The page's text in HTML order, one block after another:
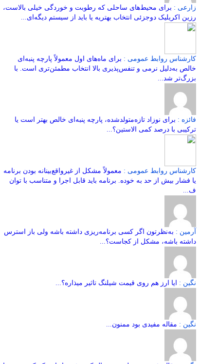
زارعی : برای محیط‌های ساحلی که رطوبت و خوردگی خیلی بالاست،
رزین اکریلیک دوجزئی انتخاب بهتریه یا باید از سیستم دیگه‌ای...
کارشناس روابط عمومی : برای ماه‌های اول معمولاً پارچه پنبه‌ای
خالص به‌دلیل نرمی و تنفس‌پذیری بالا انتخاب مطمئن‌تری است. با
بزرگ‌تر شد...
فائزه : برای نوزاد تازه‌متولدشده، پارچه پنبه‌ای خالص بهتر است یا
ترکیبی با درصد کمی الاستین؟...
کارشناس روابط عمومی : معمولاً مشکل از غیرواقع‌بینانه بودن برنامه
یا فشار بیش از حد به خوده. برنامه باید قابل اجرا و متناسب با توان
ف...
آرمین : به‌نظرتون اگر کسی برنامه‌ریزی داشته باشه ولی باز استرس
داشته باشه، مشکل از کجاست؟...
نگین : ایا ارز هم روی قیمت شیلنگ تاثیر میذاره؟...
نگین : مقاله مفیدی بود ممنون...